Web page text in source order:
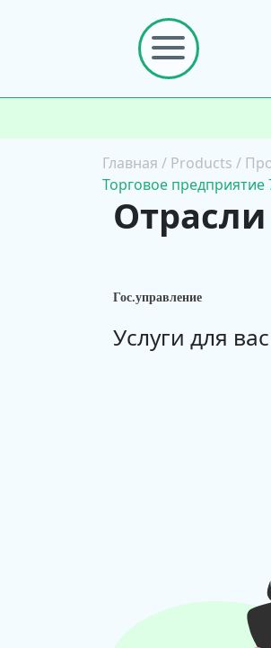
Главная / Products /
Торговое предприятие
Отрасли
Гос.управление
Услуги для вас